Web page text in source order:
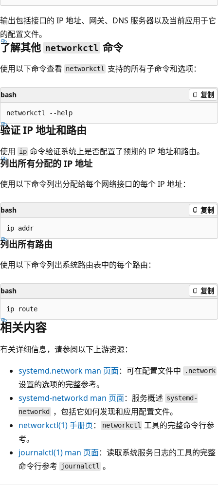
输出包括接口的 IP 地址、网关、DNS 服务器以及当前应用于它
的配置文件。
了解其他 networkctl 命令
使用以下命令查看 networkctl 支持的所有子命令和选项：
bash 复制
验证 IP 地址和路由
使用 ip 命令验证系统上是否配置了预期的 IP 地址和路由。
列出所有分配的 IP 地址
使用以下命令列出分配给每个网络接口的每个 IP 地址：
bash 复制
列出所有路由
使用以下命令列出系统路由表中的每个路由：
bash 复制
相关内容
有关详细信息，请参阅以下上游资源：
systemd.network man 页面：可在配置文件中 .network
设置的选项的完整参考。
systemd-networkd man 页面：服务概述 systemd-
networkd
，包括它如何发现和应用配置文件。
networkctl(1)手册页： networkctl 工具的完整命令行参
考。
journalctl(1) man 页面：读取系统服务日志的工具的完整
命令行参考
journalctl 。